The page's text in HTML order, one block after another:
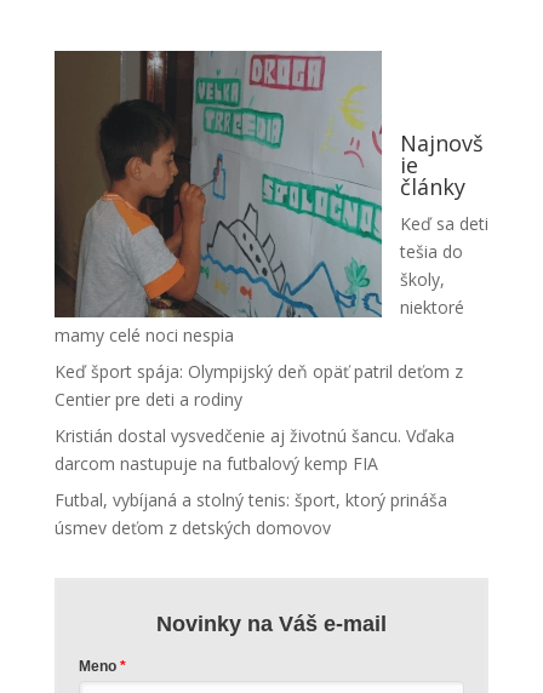
Najnovš
ie
články
Keď sa deti
tešia do
školy,
niektoré
mamy celé noci nespia
Keď šport spája: Olympijský deň opäť patril deťom z
Centier pre deti a rodiny
Kristián dostal vysvedčenie aj životnú šancu. Vďaka
darcom nastupuje na futbalový kemp FIA
Futbal, vybíjaná a stolný tenis: šport, ktorý prináša
úsmev deťom z detských domovov
Novinky na Váš e-mail
Meno